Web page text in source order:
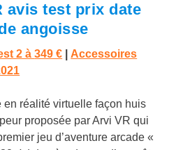
avis test prix date
angoisse
2 à349 €
Accessoires
réalité virtuelle façon huis
proposée par Arvi VR qui
jeu d’aventure arcade «